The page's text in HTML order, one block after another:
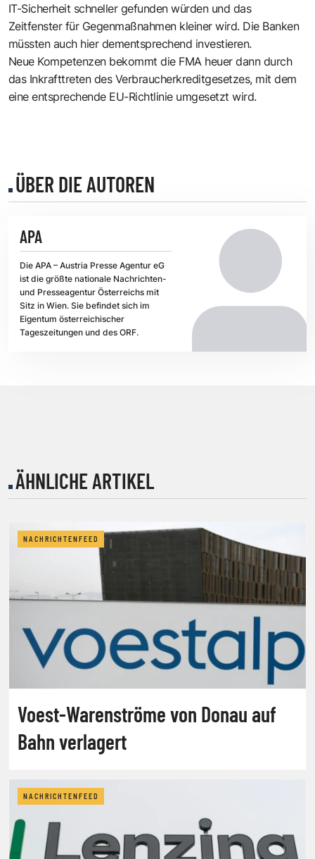
IT-Sicherheit schneller gefunden würden und das
Zeitfenster für Gegenmaßnahmen kleiner wird. Die Banken
müssten auch hier dementsprechend investieren.
Neue Kompetenzen bekommt die FMA heuer dann durch
das Inkrafttreten des Verbraucherkreditgesetzes, mit dem
eine entsprechende EU-Richtlinie umgesetzt wird.
ÜBER DIE AUTOREN
APA
Die APA – Austria Presse Agentur eG
ist die größte nationale Nachrichten-
und Presseagentur Österreichs mit
Sitz in Wien. Sie befindet sich im
Eigentum österreichischer
Tageszeitungen und des ORF.
ÄHNLICHE ARTIKEL
NACHRICHTENFEED
Voest-Warenströme von Donau auf
Bahn verlagert
NACHRICHTENFEED